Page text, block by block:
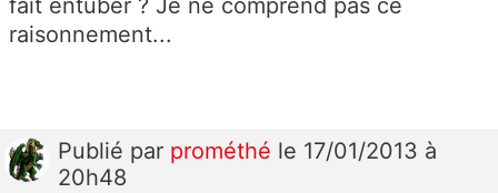
fait entuber ? Je ne comprend pas ce
raisonnement...
Publié par prométhé le 17/01/2013 à
20h48